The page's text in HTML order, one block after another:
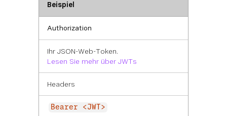
Beispiel
Authorization
Ihr JSON-Web-Token.
Lesen Sie mehr über JWTs
Headers
Bearer <JWT>